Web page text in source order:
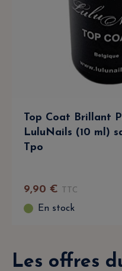
Top Coat Brillant
LuluNails (10 ml)
Tpo
9,90 € TTC
En stock
Les offres